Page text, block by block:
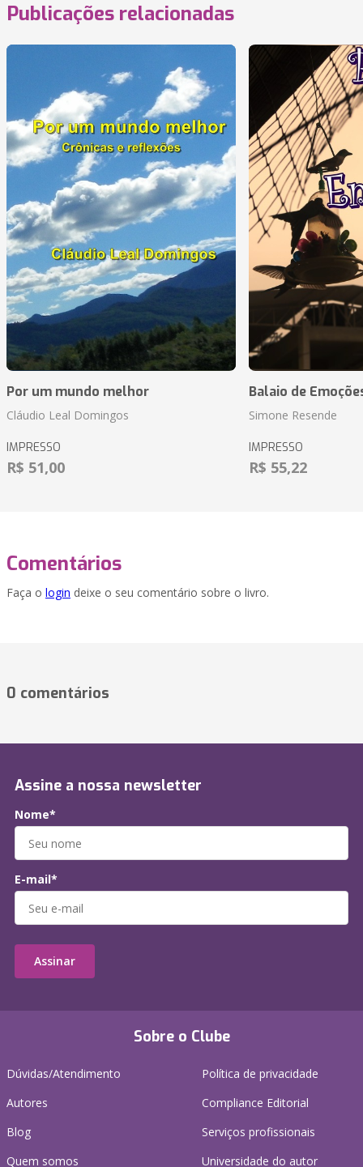
Publicações relacionadas
Por um mundo melhor
Cláudio Leal Domingos
IMPRESSO
R$ 51,00
Balaio de
Simone Resende
IMPRESSO
R$ 55,22
Comentários
Faça o login deixe o seu comentário sobre o livro.
0 comentários
Sobre o Clube
Dúvidas/Atendimento
Autores
Blog
Quem somos
Política de privacidade
Compliance Editorial
Serviços profissionais
Universidade do autor
Assine a nossa newsletter
Nome*
E-mail*
Assinar